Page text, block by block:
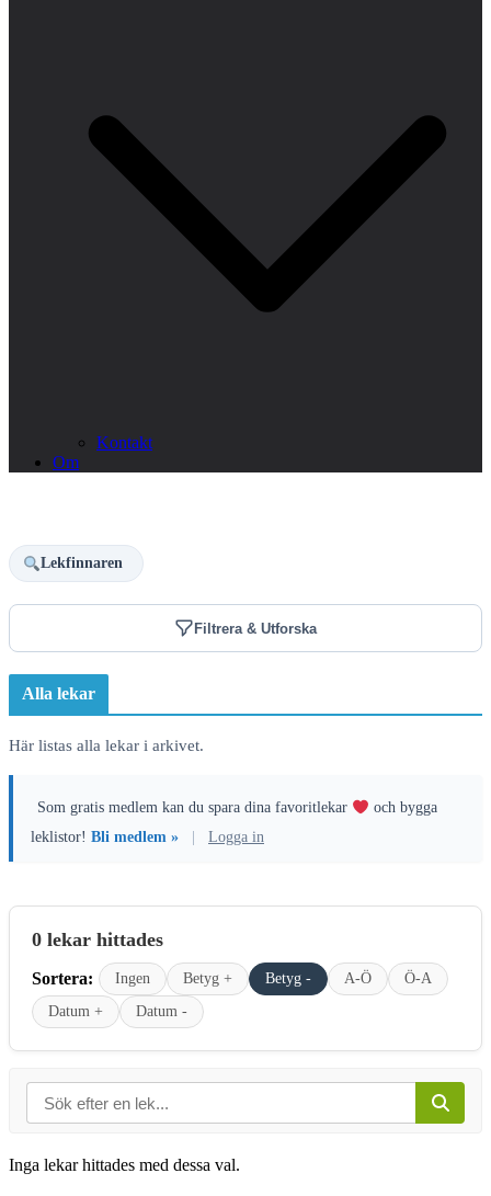
Kontakt
Om
Lekfinnaren
Filtrera & Utforska
Alla lekar
Här listas alla lekar i arkivet.
Som gratis medlem kan du spara dina favoritlekar
och bygga
leklistor! Bli medlem » Logga in
0 lekar hittades
Sortera: Ingen Betyg + Betyg - A-Ö
Ö-A
Datum +
Datum -
Inga lekar hittades med dessa val.